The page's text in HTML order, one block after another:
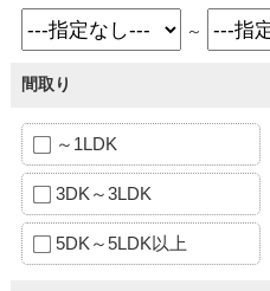
～
間取り
～1LDK
3DK～3LDK
5DK～5LDK以上